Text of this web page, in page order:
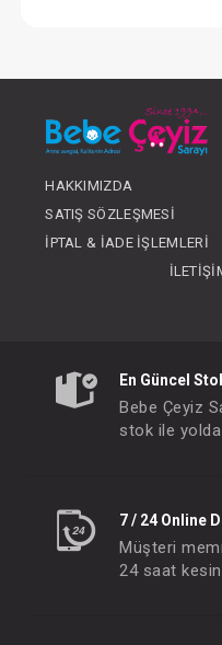
OLUNUZ
HAKKIMIZDA
SATIŞ SÖZLEŞMESI
İPTAL & İADE İŞLEMLERI
En Güncel
Bebe Çeyiz
stok ile yolda
7 / 24 Online
Müşteri
24 saat